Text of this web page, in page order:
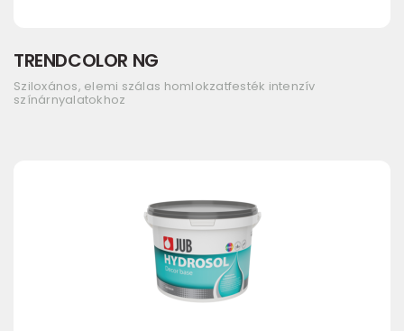
TRENDCOLOR NG
Sziloxános, elemi szálas homlokzatfesték intenzív
színárnyalatokhoz